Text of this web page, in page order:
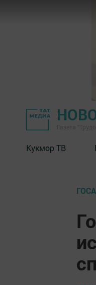
Кукмор ТВ